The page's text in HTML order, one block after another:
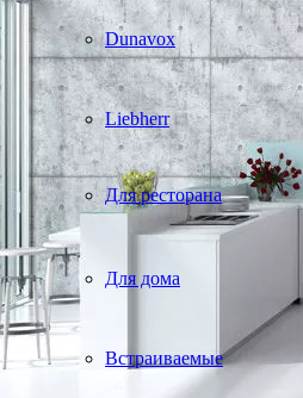
Dunavox
Liebherr
Для ресторана
Для дома
Встраиваемые